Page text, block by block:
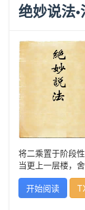
绝妙说法
将二乘置于阶段
当更上一层楼，
开始阅读